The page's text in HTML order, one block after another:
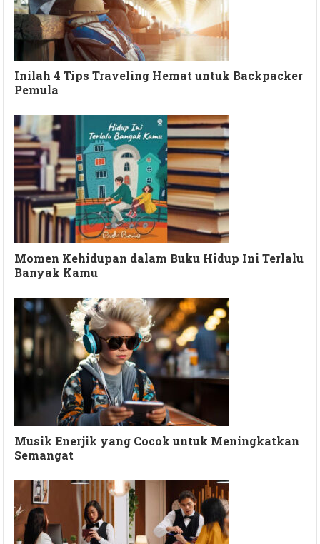
Inilah 4 Tips Traveling Hemat untuk Backpacker
Pemula
Momen Kehidupan dalam Buku Hidup Ini Terlalu
Banyak Kamu
Musik Enerjik yang Cocok untuk Meningkatkan
Semangat